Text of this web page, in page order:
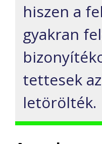
hiszen a
gyakran
tettesek
letörölték.